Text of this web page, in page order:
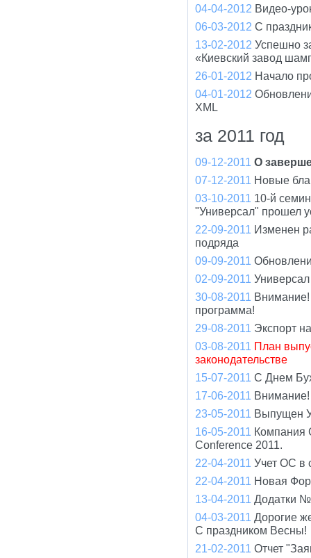
04-04-2012 Видео-
06-03-2012 С
13-02-2012 Успешно
«Киевский завод
26-01-2012 Начало
04-01-2012
XML
за 2011 год
09-12-2011 О
07-12-2011 Новые
03-10-2011 10-й
"Универсал" прошел
22-09-2011 Изменен
подряда
09-09-2011
02-09-2011
30-08-2011
программа!
29-08-2011 Экспорт
03-08-2011 План
законодательстве
15-07-2011 С Днем
17-06-2011
23-05-2011 Выпущен
16-05-2011 Компания
Conference 2011.
22-04-2011 Учет ОС в
22-04-2011 Новая
13-04-2011 Додатки
04-03-2011 Дорогие
С праздником Весны!
21-02-2011 Отчет